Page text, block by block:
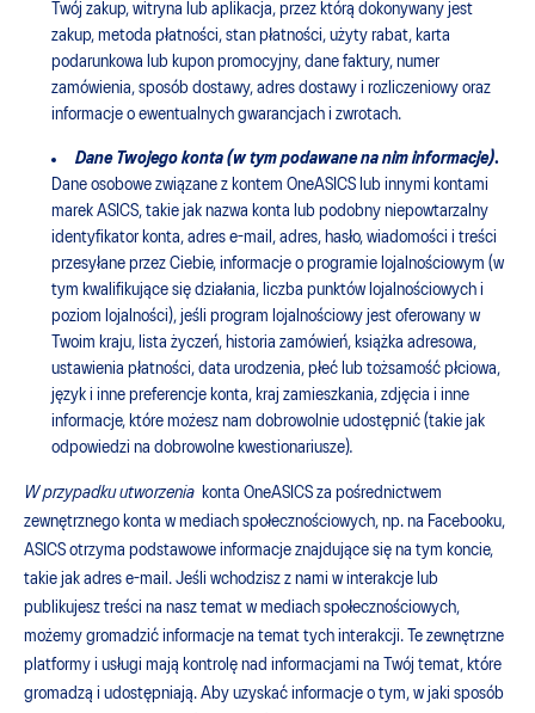
Twój zakup, witryna lub aplikacja, przez którą dokonywany jest
zakup, metoda płatności, stan płatności, użyty rabat, karta
podarunkowa lub kupon promocyjny, dane faktury, numer
zamówienia, sposób dostawy, adres dostawy i rozliczeniowy oraz
informacje o ewentualnych gwarancjach i zwrotach.
Dane Twojego konta (w tym podawane na nim informacje).
Dane osobowe związane z kontem OneASICS lub innymi kontami
marek ASICS, takie jak nazwa konta lub podobny niepowtarzalny
identyfikator konta, adres e-mail, adres, hasło, wiadomości i treści
przesyłane przez Ciebie, informacje o programie lojalnościowym (w
tym kwalifikujące się działania, liczba punktów lojalnościowych i
poziom lojalności), jeśli program lojalnościowy jest oferowany w
Twoim kraju, lista życzeń, historia zamówień, książka adresowa,
ustawienia płatności, data urodzenia, płeć lub tożsamość płciowa,
język i inne preferencje konta, kraj zamieszkania, zdjęcia i inne
informacje, które możesz nam dobrowolnie udostępnić (takie jak
odpowiedzi na dobrowolne kwestionariusze).
W przypadku utworzenia konta OneASICS za pośrednictwem
zewnętrznego konta w mediach społecznościowych, np. na Facebooku,
ASICS otrzyma podstawowe informacje znajdujące się na tym koncie,
takie jak adres e-mail. Jeśli wchodzisz z nami w interakcje lub
publikujesz treści na nasz temat w mediach społecznościowych,
możemy gromadzić informacje na temat tych interakcji. Te zewnętrzne
platformy i usługi mają kontrolę nad informacjami na Twój temat, które
gromadzą i udostępniają. Aby uzyskać informacje o tym, w jaki sposób